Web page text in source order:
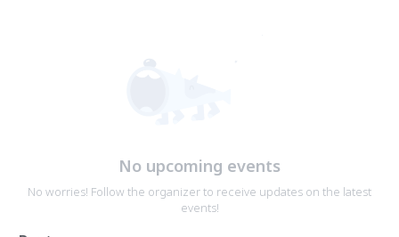
No upcoming events
No worries! Follow the organizer to receive updates on the latest
events!